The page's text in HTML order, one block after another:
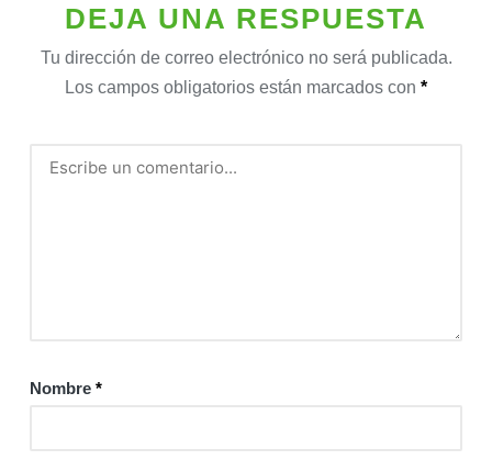
DEJA UNA RESPUESTA
Tu dirección de correo electrónico no será publicada.
Los campos obligatorios están marcados con *
Nombre *